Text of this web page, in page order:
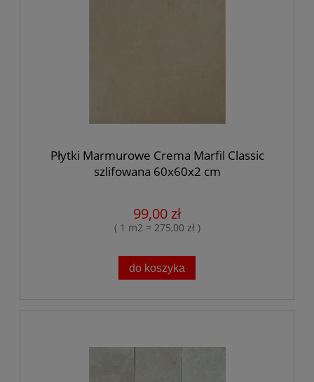
Płytki Marmurowe Crema Marfil Classic
szlifowana 60x60x2 cm
99,00 zł
( 1 m2 = 275,00 zł )
do koszyka